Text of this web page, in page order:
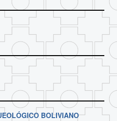
BOLIVIANO